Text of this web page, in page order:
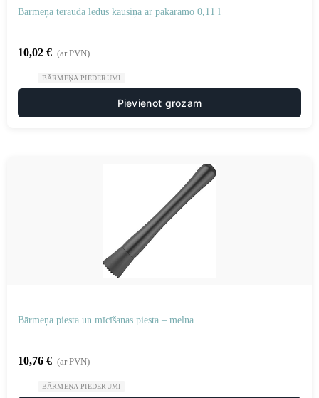
Bārmeņa tērauda ledus kausiņa ar pakaramo 0,11 l
10,02 € (ar PVN)
BĀRMEŅA PIEDERUMI
Pievienot grozam
Bārmeņa piesta un mīcīšanas piesta – melna
10,76 € (ar PVN)
BĀRMEŅA PIEDERUMI